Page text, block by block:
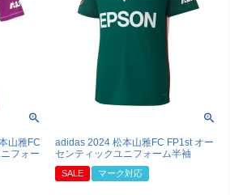
山雅FC
フォー
adidas 2024 松本山雅FC FP1st オー
センティックユニフォーム半袖
SALE マーク対応